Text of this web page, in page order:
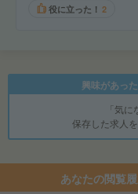
役に立った！ 2
興味があっ
「気
保存した求人を
あなたの閲覧